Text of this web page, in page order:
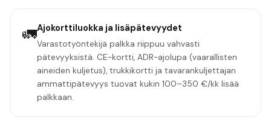
🚛Ajokorttiluokka ja lisäpätevyydet
Varastotyöntekijä palkka riippuu vahvasti
pätevyyksistä. CE-kortti, ADR-ajolupa (vaarallisten
aineiden kuljetus), trukkikortti ja tavarankuljettajan
ammattipätevyys tuovat kukin 100–350 €/kk lisää
palkkaan.